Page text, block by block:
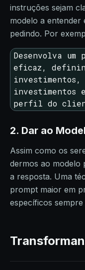
instruções sejam
modelo a entender
pedindo. Por
Desenvolva
eficaz,
investimentos,
investimentos
perfil do
2. Dar ao
Assim como os
dermos ao modelo
a resposta. Uma
prompt maior em
específicos